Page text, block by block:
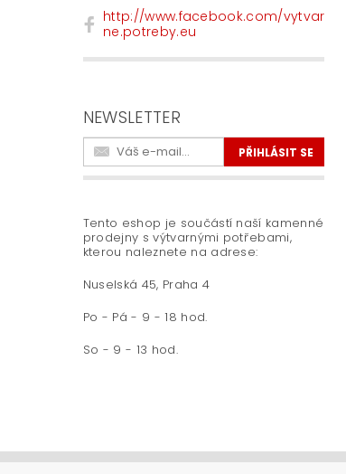
http://www.facebook.com/vytvar
ne.potreby.eu
NEWSLETTER
Tento eshop je součástí naší kamenné
prodejny s výtvarnými potřebami,
kterou naleznete na adrese:
Nuselská 45, Praha 4
Po - Pá - 9 - 18 hod.
So - 9 - 13 hod.